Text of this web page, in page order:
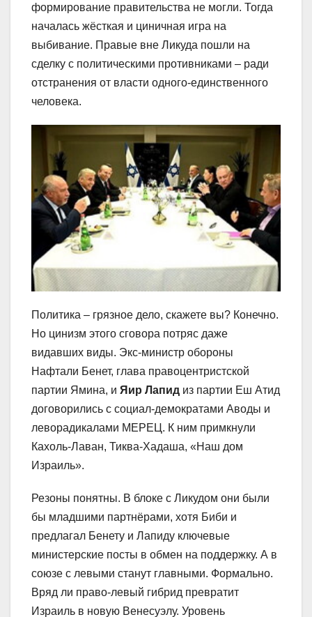
формирование правительства не могли. Тогда
началась жёсткая и циничная игра на
выбивание. Правые вне Ликуда пошли на
сделку с политическими противниками – ради
отстранения от власти одного-единственного
человека.
Политика – грязное дело, скажете вы? Конечно.
Но цинизм этого сговора потряс даже
видавших виды. Экс-министр обороны
Нафтали Бенет, глава правоцентристской
партии Ямина, и Яир Лапид из партии Еш Атид
договорились с социал-демократами Аводы и
леворадикалами МЕРЕЦ. К ним примкнули
Кахоль-Лаван, Тиква-Хадаша, «Наш дом
Израиль».
Резоны понятны. В блоке с Ликудом они были
бы младшими партнёрами, хотя Биби и
предлагал Бенету и Лапиду ключевые
министерские посты в обмен на поддержку. А в
союзе с левыми станут главными. Формально.
Вряд ли право-левый гибрид превратит
Израиль в новую Венесуэлу. Уровень